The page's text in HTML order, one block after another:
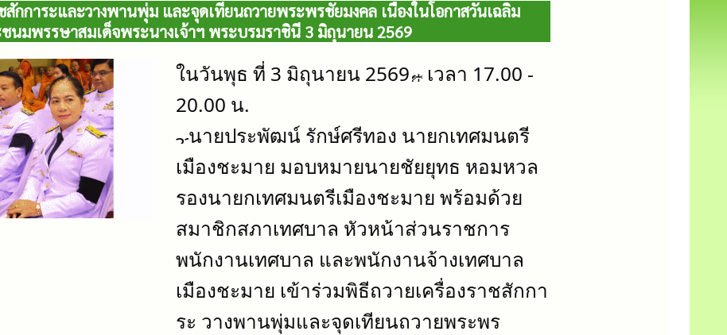
สักการะและวางพานพุ่ม และจุดเทียนถวายพระพรชัยมงคล เนื่องในโอกาสวันเฉลิม
นมพรรษาสมเด็จพระนางเจ้าฯ พระบรมราชินี 3 มิถุนายน 2569
ในวันพุธ ที่ 3 มิถุนายน 2569
เวลา 17.00 -
20.00 น.
นายประพัฒน์ รักษ์ศรีทอง นายกเทศมนตรี
เมืองชะมาย มอบหมายนายชัยยุทธ หอมหวล
รองนายกเทศมนตรีเมืองชะมาย พร้อมด้วย
สมาชิกสภาเทศบาล หัวหน้าส่วนราชการ
พนักงานเทศบาล และพนักงานจ้างเทศบาล
เมืองชะมาย เข้าร่วมพิธีถวายเครื่องราชสักกา
ระ วางพานพุ่มและจุดเทียนถวายพระพร